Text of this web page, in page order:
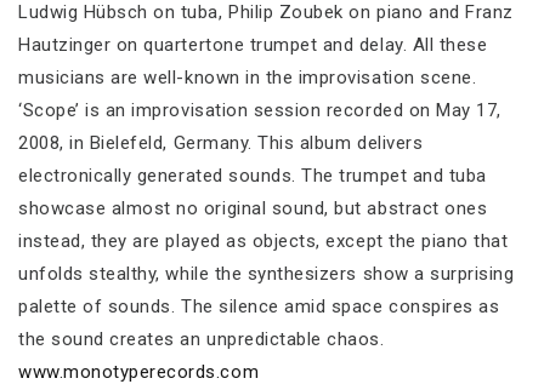
Ludwig Hübsch on tuba, Philip Zoubek on piano and Franz
Hautzinger on quartertone trumpet and delay. All these
musicians are well-known in the improvisation scene.
‘Scope’ is an improvisation session recorded on May 17,
2008, in Bielefeld, Germany. This album delivers
electronically generated sounds. The trumpet and tuba
showcase almost no original sound, but abstract ones
instead, they are played as objects, except the piano that
unfolds stealthy, while the synthesizers show a surprising
palette of sounds. The silence amid space conspires as
the sound creates an unpredictable chaos.
www.monotyperecords.com